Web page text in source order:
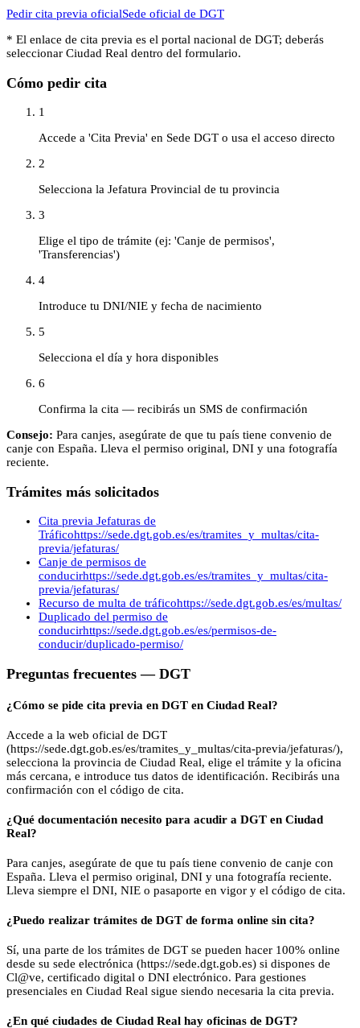
Pedir cita previa oficialSede oficial de DGT
* El enlace de cita previa es el portal nacional de DGT; deberás
seleccionar Ciudad Real dentro del formulario.
Cómo pedir cita
1
Accede a 'Cita Previa' en Sede DGT o usa el acceso directo
2
Selecciona la Jefatura Provincial de tu provincia
3
Elige el tipo de trámite (ej: 'Canje de permisos',
'Transferencias')
4
Introduce tu DNI/NIE y fecha de nacimiento
5
Selecciona el día y hora disponibles
6
Confirma la cita — recibirás un SMS de confirmación
Consejo: Para canjes, asegúrate de que tu país tiene convenio de
canje con España. Lleva el permiso original, DNI y una fotografía
reciente.
Trámites más solicitados
Cita previa Jefaturas de
Tráficohttps://sede.dgt.gob.es/es/tramites_y_multas/cita-
previa/jefaturas/
Canje de permisos de
conducirhttps://sede.dgt.gob.es/es/tramites_y_multas/cita-
previa/jefaturas/
Recurso de multa de tráficohttps://sede.dgt.gob.es/es/multas/
Duplicado del permiso de
conducirhttps://sede.dgt.gob.es/es/permisos-de-
conducir/duplicado-permiso/
Preguntas frecuentes — DGT
¿Cómo se pide cita previa en DGT en Ciudad Real?
Accede a la web oficial de DGT
(https://sede.dgt.gob.es/es/tramites_y_multas/cita-previa/jefaturas/),
selecciona la provincia de Ciudad Real, elige el trámite y la oficina
más cercana, e introduce tus datos de identificación. Recibirás una
confirmación con el código de cita.
¿Qué documentación necesito para acudir a DGT en Ciudad
Real?
Para canjes, asegúrate de que tu país tiene convenio de canje con
España. Lleva el permiso original, DNI y una fotografía reciente.
Lleva siempre el DNI, NIE o pasaporte en vigor y el código de cita.
¿Puedo realizar trámites de DGT de forma online sin cita?
Sí, una parte de los trámites de DGT se pueden hacer 100% online
desde su sede electrónica (https://sede.dgt.gob.es) si dispones de
Cl@ve, certificado digital o DNI electrónico. Para gestiones
presenciales en Ciudad Real sigue siendo necesaria la cita previa.
¿En qué ciudades de Ciudad Real hay oficinas de DGT?